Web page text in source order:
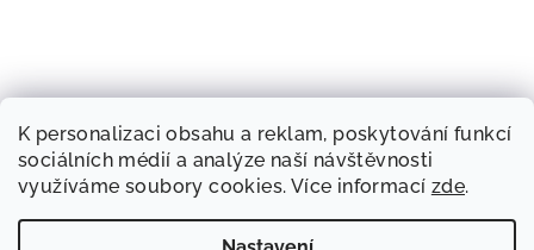
K personalizaci obsahu a reklam, poskytování funkcí
sociálních médií a analýze naší návštěvnosti
využíváme soubory cookies. Více informací zde.